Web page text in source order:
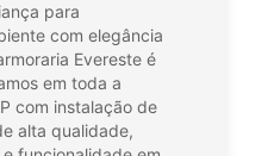
para
com elegância
Evereste é
em toda a
com instalação de
alta qualidade,